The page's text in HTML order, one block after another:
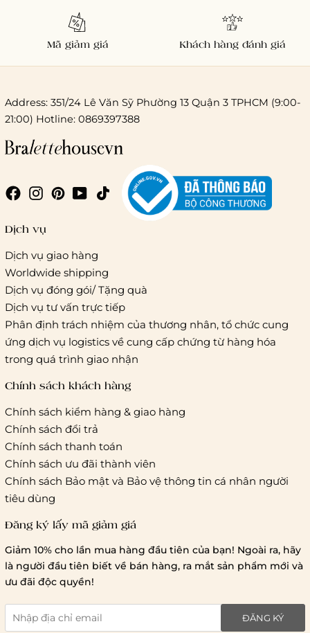
Chi phí giao hàng
Giao hàng trong ngày (hoả tốc)
Giao hàng tiêu chuẩn:
Hồ Chí Minh:
Áp dụng theo bảng giá cước của ĐVVC
Vietelpost/ Giaohangtietkiem và 1 số đối tác vận chuyển
Hà Nội và các tỉnh thành khác:
Áp dụng theo bảng giá
cước của ĐVVC Vietelpost/ Giaohangtietkiem... và 1 số đối
tác vận chuyển khác
Thời gian giao hàng
Hồ Chí Minh:
Hà Nội và các tỉnh thành khá
Lưu ý chung về chính sách vận chuyển
1 triệu đồng
giao hàng trong ngày
giao hàng tiêu chuẩn
miễn phí ship
Mã giảm giá Khách hàng đánh giá
Address: 351/24 Lê Văn Sỹ Phường 13 Quận 3 TPHCM (9:00-
21:00) Hotline: 0869397388
Dịch vụ
Dịch vụ giao hàng
Worldwide shipping
Dịch vụ đóng gói/ Tặng quà
Dịch vụ tư vấn trực tiếp
Phân định trách nhiệm của thương nhân, tổ chức cung
ứng dịch vụ logistics về cung cấp chứng từ hàng hóa
trong quá trình giao nhận
Chính sách khách hàng
Chính sách kiểm hàng & giao hàng
Chính sách đổi trả
Chính sách thanh toán
Chính sách ưu đãi thành viên
Chính sách Bảo mật và Bảo vệ thông tin cá nhân người
tiêu dùng
Đăng ký lấy mã giảm giá
Giảm 10% cho lần mua hàng đầu tiên của bạn! Ngoài ra, hãy
là người đầu tiên biết về bán hàng, ra mắt sản phẩm mới và
ưu đãi độc quyền!
ĐĂNG KÝ